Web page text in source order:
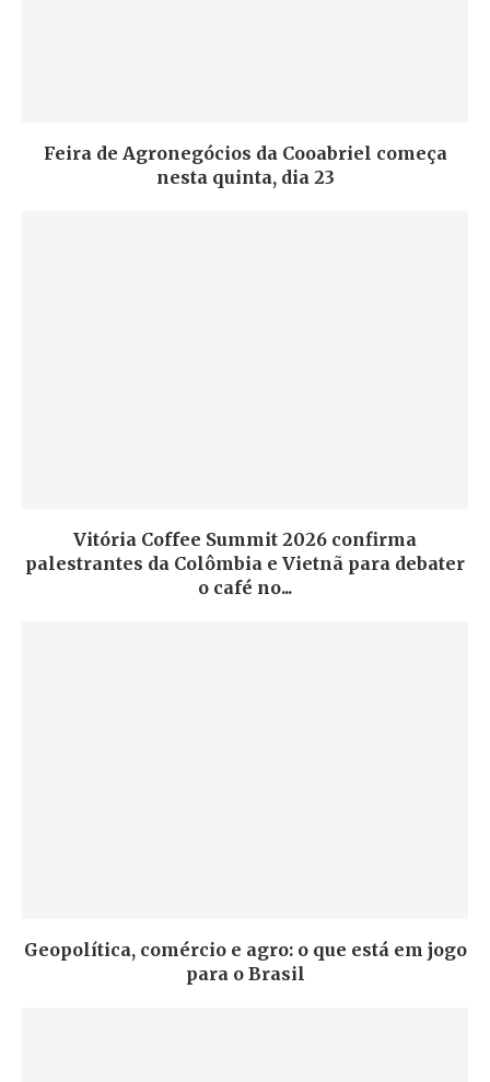
Feira de Agronegócios da Cooabriel começa
nesta quinta, dia 23
Vitória Coffee Summit 2026 confirma
palestrantes da Colômbia e Vietnã para debater
o café no...
Geopolítica, comércio e agro: o que está em jogo
para o Brasil